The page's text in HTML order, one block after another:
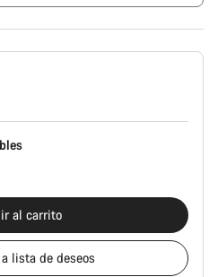
al carrito
lista de deseos